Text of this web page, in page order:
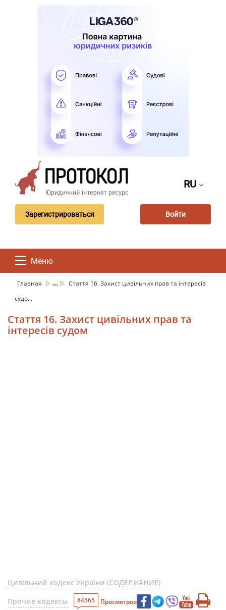
RU
Зарегистрироваться Войти
Меню
Главная ...
Стаття 16. Захист цивільних прав та інтересів
судо...
Стаття 16. Захист цивільних прав та
інтересів судом
Цивільний кодекс України (СОДЕРЖАНИЕ)
Прочие кодексы
84565 Просмотров